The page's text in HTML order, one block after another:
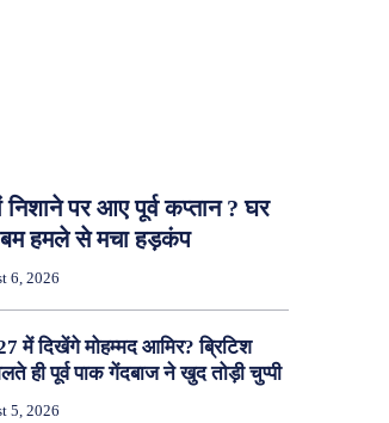
पर आए पूर्व कप्तान ? घर
हमले से मचा हड़कंप
6, 2026
में दिखेंगे मोहम्मद आमिर? ब्रिटिश
ही पूर्व पाक गेंदबाज ने खुद तोड़ी चुप्पी
5, 2026